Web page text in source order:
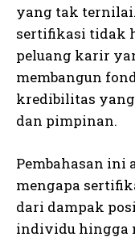
yang tak
sertifikasi tidak
peluang karir
membangun
kredibilitas
dan pimpinan.
Pembahasan ini
mengapa
dari dampak
individu hingga